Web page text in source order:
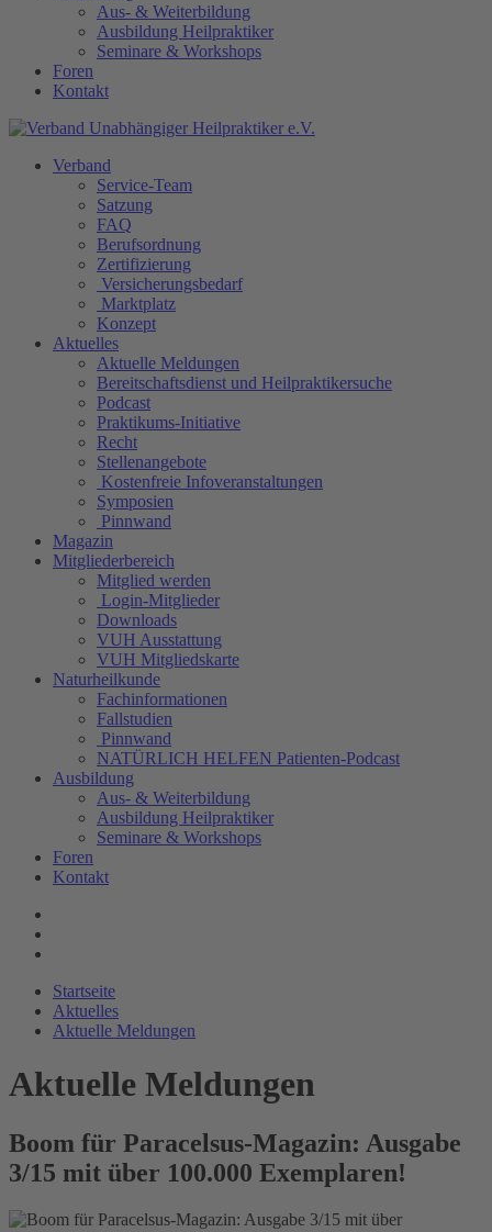
Aus- & Weiterbildung
Ausbildung Heilpraktiker
Seminare & Workshops
Foren
Kontakt
Verband
Service-Team
Satzung
FAQ
Berufsordnung
Zertifizierung
Versicherungsbedarf
Marktplatz
Konzept
Aktuelles
Aktuelle Meldungen
Bereitschaftsdienst und Heilpraktikersuche
Podcast
Praktikums-Initiative
Recht
Stellenangebote
Kostenfreie Infoveranstaltungen
Symposien
Pinnwand
Magazin
Mitgliederbereich
Mitglied werden
Login-Mitglieder
Downloads
VUH Ausstattung
VUH Mitgliedskarte
Naturheilkunde
Fachinformationen
Fallstudien
Pinnwand
NATÜRLICH HELFEN Patienten-Podcast
Ausbildung
Aus- & Weiterbildung
Ausbildung Heilpraktiker
Seminare & Workshops
Foren
Kontakt
Startseite
Aktuelles
Aktuelle Meldungen
Aktuelle Meldungen
Boom für Paracelsus-Magazin: Ausgabe
3/15 mit über 100.000 Exemplaren!